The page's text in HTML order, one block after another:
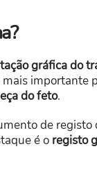
gráfica do
importante
do feto.
de registo
é o registo